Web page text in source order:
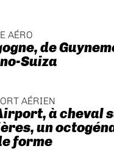
AÉRO
de
Suiza
AÉRIEN
à cheval
un
forme